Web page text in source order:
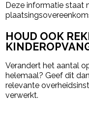
Deze informatie staat
HOUD OOK
Verandert het aantal
helemaal? Geef dit
relevante
verwerkt.